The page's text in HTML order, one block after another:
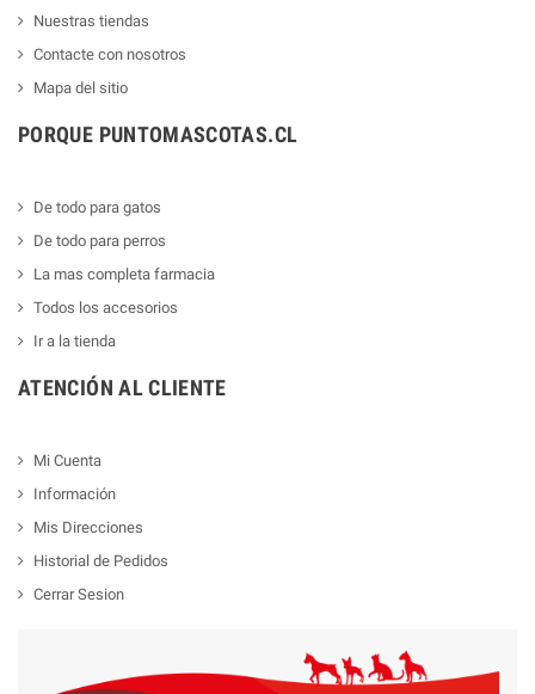
Nuestras tiendas
Contacte con nosotros
Mapa del sitio
PORQUE PUNTOMASCOTAS.CL
De todo para gatos
De todo para perros
La mas completa farmacia
Todos los accesorios
Ir a la tienda
ATENCIÓN AL CLIENTE
Mi Cuenta
Información
Mis Direcciones
Historial de Pedidos
Cerrar Sesion